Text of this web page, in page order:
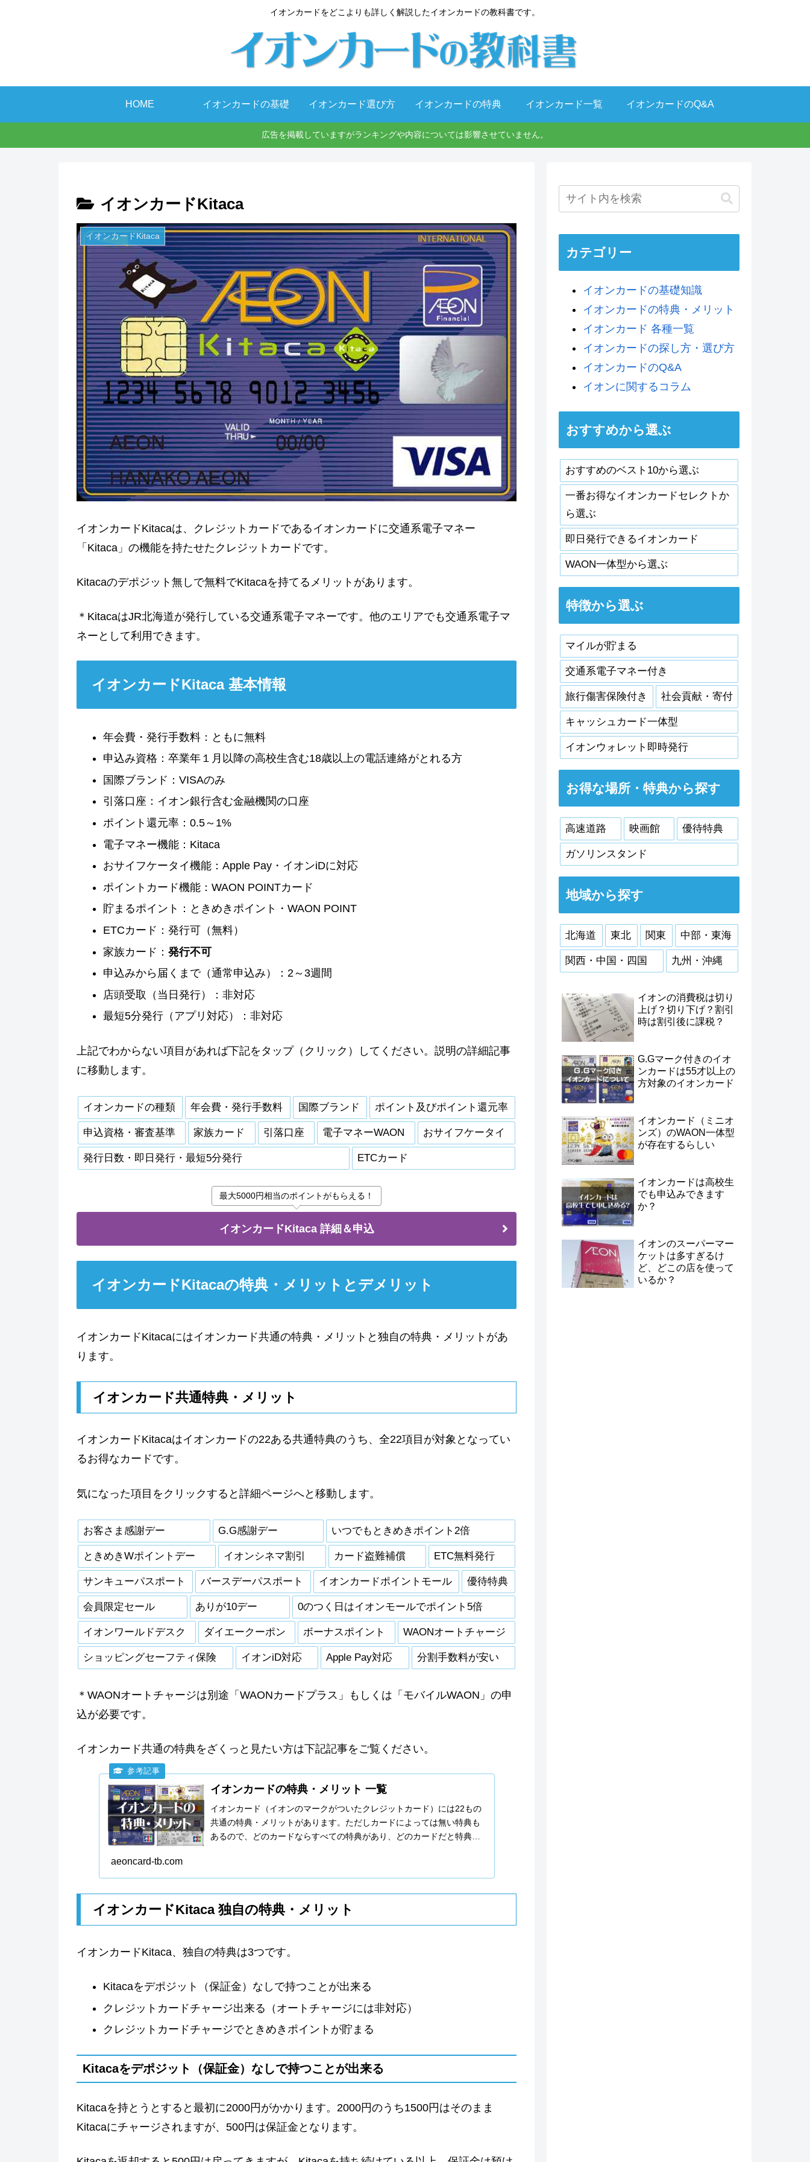
イオンカードをどこよりも詳しく解説したイオンカードの教科書です。
HOME イオンカードの基礎 イオンカード選び方 イオンカードの特典 イオンカード一覧 イオンカードのQ&A
広告を掲載していますがランキングや内容については影響させていません。
イオンカードKitaca
イオンカードKitaca
イオンカードKitacaは、クレジットカードであるイオンカードに交通系電子マネー
「Kitaca」の機能を持たせたクレジットカードです。
Kitacaのデポジット無しで無料でKitacaを持てるメリットがあります。
＊KitacaはJR北海道が発行している交通系電子マネーです。他のエリアでも交通系電子マ
ネーとして利用できます。
イオンカードKitaca 基本情報
年会費・発行手数料：ともに無料
申込み資格：卒業年１月以降の高校生含む18歳以上の電話連絡がとれる方
国際ブランド：VISAのみ
引落口座：イオン銀行含む金融機関の口座
ポイント還元率：0.5～1%
電子マネー機能：Kitaca
おサイフケータイ機能：Apple Pay・イオンiDに対応
ポイントカード機能：WAON POINTカード
貯まるポイント：ときめきポイント・WAON POINT
ETCカード：発行可（無料）
家族カード： 発行不可
申込みから届くまで（通常申込み）：2～3週間
店頭受取（当日発行）：非対応
最短5分発行（アプリ対応）：非対応
上記でわからない項目があれば下記をタップ（クリック）してください。説明の詳細記事
に移動します。
イオンカードの種類 年会費・発行手数料 国際ブランド ポイント及びポイント還元率
申込資格・審査基準 家族カード 引落口座 電子マネーWAON おサイフケータイ
発行日数・即日発行・最短5分発行 ETCカード
最大5000円相当のポイントがもらえる！
イオンカードKitaca 詳細＆申込
イオンカードKitacaの特典・メリットとデメリット
イオンカードKitacaにはイオンカード共通の特典・メリットと独自の特典・メリットがあ
ります。
イオンカード共通特典・メリット
イオンカードKitacaはイオンカードの22ある共通特典のうち、全22項目が対象となってい
るお得なカードです。
気になった項目をクリックすると詳細ページへと移動します。
お客さま感謝デー G.G感謝デー いつでもときめきポイント2倍
ときめきWポイントデー イオンシネマ割引 カード盗難補償 ETC無料発行
サンキューパスポート バースデーパスポート イオンカードポイントモール 優待特典
会員限定セール ありが10デー 0のつく日はイオンモールでポイント5倍
イオンワールドデスク ダイエークーポン ボーナスポイント WAONオートチャージ
ショッピングセーフティ保険 イオンiD対応 Apple Pay対応 分割手数料が安い
＊WAONオートチャージは別途「WAONカードプラス」もしくは「モバイルWAON」の申
込が必要です。
イオンカード共通の特典をざくっと見たい方は下記記事をご覧ください。
イオンカードの特典・メリット 一覧
イオンカード（イオンのマークがついたクレジットカード）には22もの
共通の特典・メリットがあります。ただしカードによっては無い特典も
あるので、どのカードならすべての特典があり、どのカードだと特典が
aeoncard-tb.com
イオンカードKitaca 独自の特典・メリット
イオンカードKitaca、独自の特典は3つです。
Kitacaをデポジット（保証金）なしで持つことが出来る
クレジットカードチャージ出来る（オートチャージには非対応）
クレジットカードチャージでときめきポイントが貯まる
Kitacaをデポジット（保証金）なしで持つことが出来る
Kitacaを持とうとすると最初に2000円がかかります。2000円のうち1500円はそのまま
Kitacaにチャージされますが、500円は保証金となります。
カテゴリー
イオンカードの基礎知識
イオンカードの特典・メリット
イオンカード 各種一覧
イオンカードの探し方・選び方
イオンカードのQ&A
イオンに関するコラム
おすすめから選ぶ
おすすめのベスト10から選ぶ
一番お得なイオンカードセレクトか
ら選ぶ
即日発行できるイオンカード
WAON一体型から選ぶ
特徴から選ぶ
マイルが貯まる
交通系電子マネー付き
旅行傷害保険付き 社会貢献・寄付
キャッシュカード一体型
イオンウォレット即時発行
お得な場所・特典から探す
高速道路 映画館 優待特典
ガソリンスタンド
地域から探す
北海道 東北 関東 中部・東海
関西・中国・四国 九州・沖縄
イオンの消費税は切り
上げ？切り下げ？割引
時は割引後に課税？
G.Gマーク付きのイオ
ンカードは55才以上の
方対象のイオンカード
イオンカード（ミニオ
ンズ）のWAON一体型
が存在するらしい
イオンカードは高校生
でも申込みできます
か？
イオンのスーパーマー
ケットは多すぎるけ
ど、どこの店を使って
いるか？